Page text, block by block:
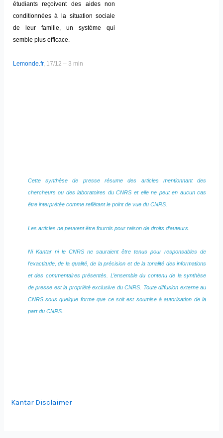
étudiants reçoivent des aides non
conditionnées à la situation sociale
de leur famille, un système qui
semble plus efficace.
Lemonde.fr, 17/12 – 3 min
Cette synthèse de presse résume des articles mentionnant des
chercheurs ou des laboratoires du CNRS et elle ne peut en aucun cas
être interprétée comme reflétant le point de vue du CNRS.
Les articles ne peuvent être fournis pour raison de droits d’auteurs.
Ni Kantar ni le CNRS ne sauraient être tenus pour responsables de
l’exactitude, de la qualité, de la précision et de la tonalité des informations
et des commentaires présentés. L’ensemble du contenu de la synthèse
de presse est la propriété exclusive du CNRS. Toute diffusion externe au
CNRS sous quelque forme que ce soit est soumise à autorisation de la
part du CNRS.
Kantar Disclaimer